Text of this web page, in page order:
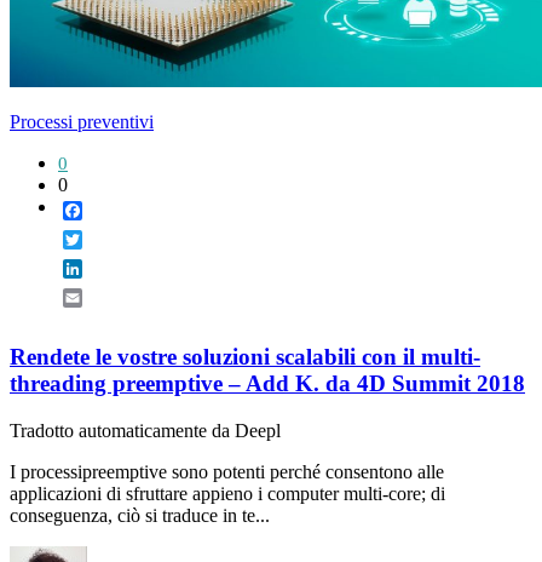
Processi preventivi
0
0
Rendete le vostre soluzioni scalabili con il multi-
threading preemptive – Add K. da 4D Summit 2018
Tradotto automaticamente da Deepl
I processipreemptive sono potenti perché consentono alle
applicazioni di sfruttare appieno i computer multi-core; di
conseguenza, ciò si traduce in te...